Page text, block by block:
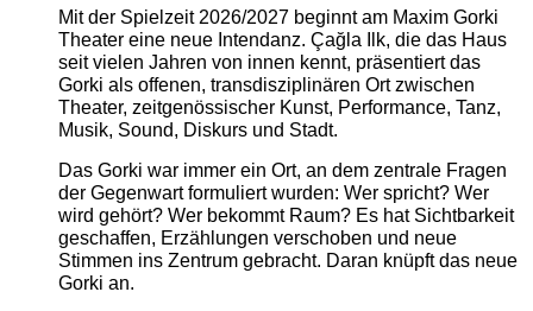
Mit der Spielzeit 2026/2027 beginnt am Maxim Gorki
Theater eine neue Intendanz. Çağla Ilk, die das Haus
seit vielen Jahren von innen kennt, präsentiert das
Gorki als offenen, transdisziplinären Ort zwischen
Theater, zeitgenössischer Kunst, Performance, Tanz,
Musik, Sound, Diskurs und Stadt.
Das Gorki war immer ein Ort, an dem zentrale Fragen
der Gegenwart formuliert wurden: Wer spricht? Wer
wird gehört? Wer bekommt Raum? Es hat Sichtbarkeit
geschaffen, Erzählungen verschoben und neue
Stimmen ins Zentrum gebracht. Daran knüpft das neue
Gorki an.